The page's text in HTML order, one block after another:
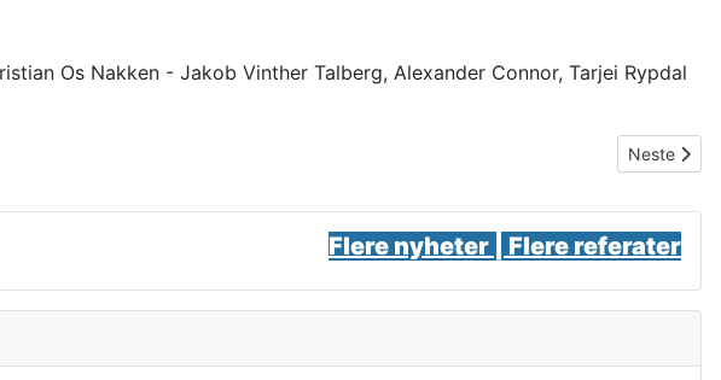
Os Nakken - Jakob Vinther Talberg, Alexander Connor, Tarjei Rypdal
Neste
Neste
Flere nyheter | Flere referater